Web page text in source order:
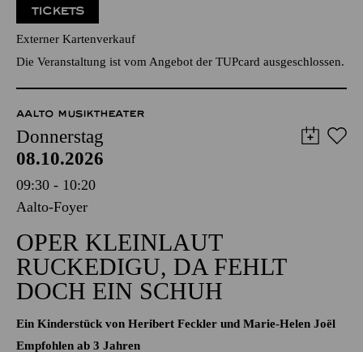
Die Veranstaltung ist vom Angebot der TUPcard ausgeschlossen.
AALTO MUSIKTHEATER
Donnerstag
08.10.2026
09:30 - 10:20
Aalto-Foyer
OPER KLEINLAUT
RUCKEDIGU, DA FEHLT
DOCH EIN SCHUH
Ein Kinderstück von Heribert Feckler und Marie-Helen Joël
Empfohlen ab 3 Jahren